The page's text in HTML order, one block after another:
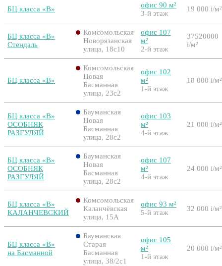
БЦ класса «B»
офис 90 м²
3-й этаж
19 000 i/м²
БЦ класса «B»
Стендаль
Комсомольская
Новорязанская
улица, 18с10
офис 107
м²
2-й этаж
37520000
i/м²
БЦ класса «B»
Комсомольская
Новая
Басманная
улица, 23с2
офис 102
м²
1-й этаж
18 000 i/м²
БЦ класса «B»
ОСОБНЯК
РАЗГУЛЯЙ
Бауманская
Новая
Басманная
улица, 28с2
офис 103
м²
4-й этаж
21 000 i/м²
БЦ класса «B»
ОСОБНЯК
РАЗГУЛЯЙ
Бауманская
Новая
Басманная
улица, 28с2
офис 107
м²
4-й этаж
24 000 i/м²
БЦ класса «B»
КАЛАНЧЕВСКИЙ
Комсомольская
Каланчёвская
улица, 15А
офис 93 м²
5-й этаж
32 000 i/м²
БЦ класса «B»
на Басманной
Бауманская
Старая
Басманная
улица, 38/2с1
офис 105
м²
1-й этаж
20 000 i/м²